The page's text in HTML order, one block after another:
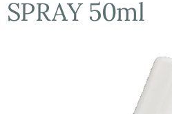
SPRAY 50ml